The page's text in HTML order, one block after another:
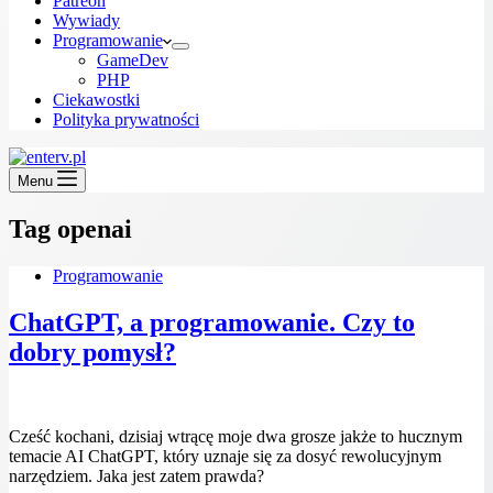
Wywiady
Programowanie
GameDev
PHP
Ciekawostki
Polityka prywatności
Menu
Tag openai
Programowanie
ChatGPT, a programowanie. Czy to
dobry pomysł?
Cześć kochani, dzisiaj wtrącę moje dwa grosze jakże to hucznym
temacie AI ChatGPT, który uznaje się za dosyć rewolucyjnym
narzędziem. Jaka jest zatem prawda?